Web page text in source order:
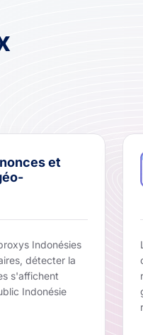
et
Indonésies
détecter la
s'affichent
Indonésie